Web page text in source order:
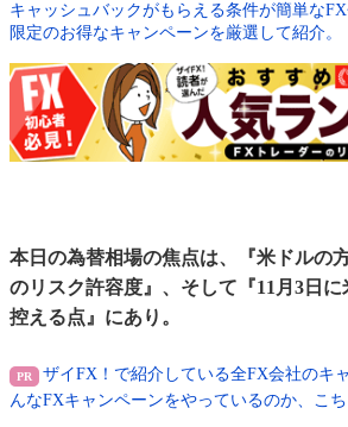
キャッシュバックがもらえる条件が簡単なFX
限定のお得なキャンペーンを厳選して紹介。
本日の為替相場の焦点は、『米ドルの
のリスク許容度』、そして『11月3日
控える点』にあり。
ザイFX！で紹介している全FX会社のキ
んなFXキャンペーンをやっているのか、こち